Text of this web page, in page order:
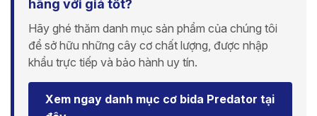
hãng với giá tốt?
Hãy ghé thăm danh mục sản phẩm của chúng tôi
để sở hữu những cây cơ chất lượng, được nhập
khẩu trực tiếp và bảo hành uy tín.
Xem ngay danh mục cơ bida Predator tại